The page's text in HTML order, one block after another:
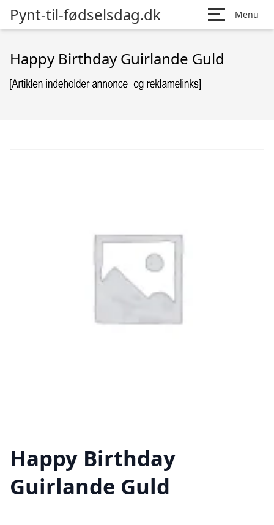
Pynt-til-fødselsdag.dk Menu
Happy Birthday Guirlande Guld
Happy Birthday
Guirlande Guld